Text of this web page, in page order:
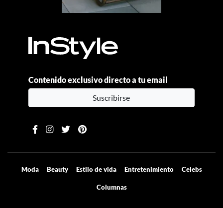
Contenido exclusivo directo a tu email
Suscribirse
Moda Beauty Estilo de vida Entretenimiento Celebs
Columnas